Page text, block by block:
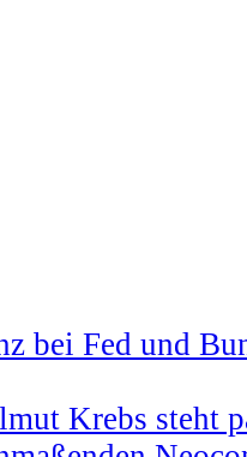
bei Fed und
Krebs steht